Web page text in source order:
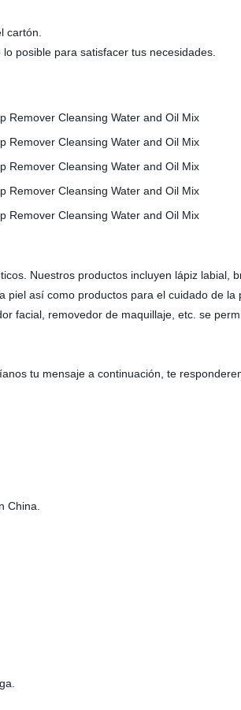
cartón.
posible para satisfacer tus necesidades.
Nuestros productos incluyen lápiz labial,
así como productos para el cuidado de la
facial, removedor de maquillaje, etc. se
tu mensaje a continuación, te
China.